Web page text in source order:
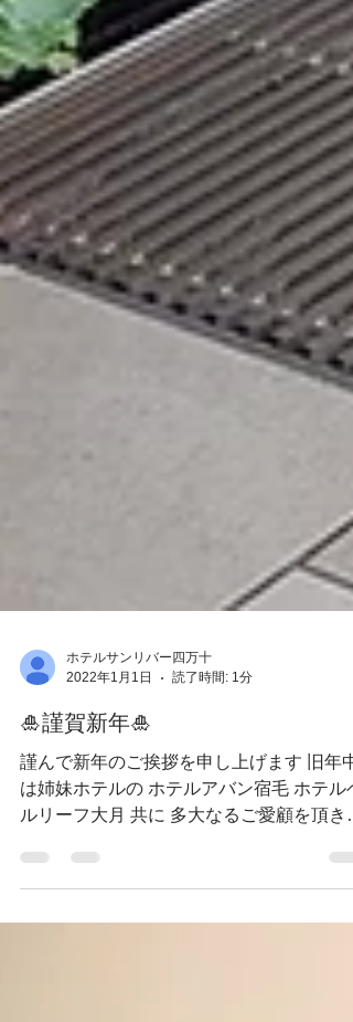
2022年1月1日
🎍謹賀新年🎍
謹んで新年のご挨拶を申し上げます 旧年中
は姉妹ホテルの ホテルアバン宿毛 ホテル
ルリーフ大月 共に 多大なるご愛顧を頂き